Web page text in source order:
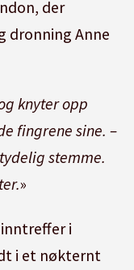
der
dronning Anne
knyter opp
fingrene sine. –
stemme.
»
i
i et nøkternt